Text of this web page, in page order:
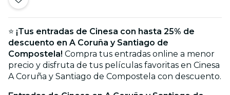
⭐️ ¡Tus entradas de Cinesa con hasta 25% de
descuento en A Coruña y Santiago de
Compostela! Compra tus entradas online a menor
precio y disfruta de tus películas favoritas en Cinesa
A Coruña y Santiago de Compostela con descuento.